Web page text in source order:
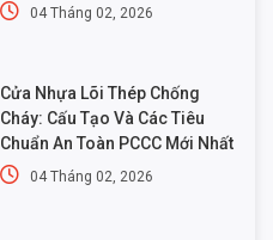
04 Tháng 02, 2026
Cửa Nhựa Lõi Thép Chống
Cháy: Cấu Tạo Và Các Tiêu
Chuẩn An Toàn PCCC Mới Nhất
04 Tháng 02, 2026